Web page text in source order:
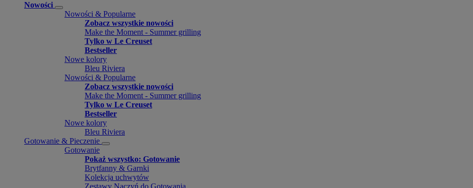
Nowości
Nowości & Popularne
Zobacz wszystkie nowości
Make the Moment - Summer grilling
Tylko w Le Creuset
Bestseller
Nowe kolory
Bleu Riviera
Nowości & Popularne
Zobacz wszystkie nowości
Make the Moment - Summer grilling
Tylko w Le Creuset
Bestseller
Nowe kolory
Bleu Riviera
Gotowanie & Pieczenie
Gotowanie
Pokaż wszystko: Gotowanie
Brytfanny & Garnki
Kolekcja uchwytów
Zestawy Naczyń do Gotowania